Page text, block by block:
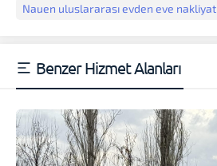
Nauen uluslararası evden eve nakliyat
Benzer Hizmet Alanları